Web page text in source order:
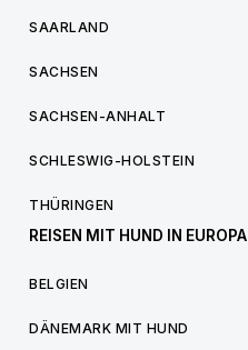
SAARLAND
SACHSEN
SACHSEN-ANHALT
SCHLESWIG-HOLSTEIN
THÜRINGEN
REISEN MIT HUND IN EUROPA
BELGIEN
DÄNEMARK MIT HUND